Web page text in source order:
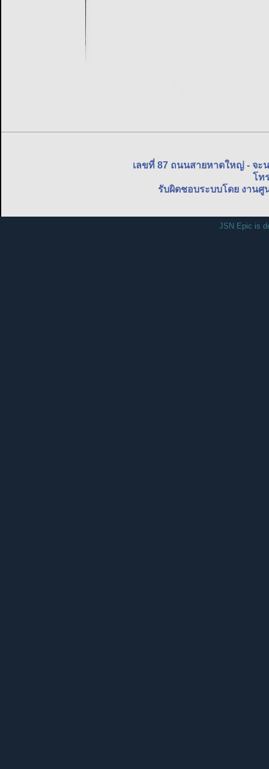
เลขที่ 87 ถนนสายหาดใหญ่ - จ
โท
รับผิดชอบระบบโดย งาน
JSN Epic is